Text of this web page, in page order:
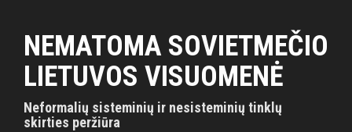
NEMATOMA SOVIETMEČIO
LIETUVOS VISUOMENĖ
Neformalių sisteminių ir nesisteminių tinklų
skirties peržiūra